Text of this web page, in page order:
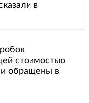
в
стоимостью
обращены в